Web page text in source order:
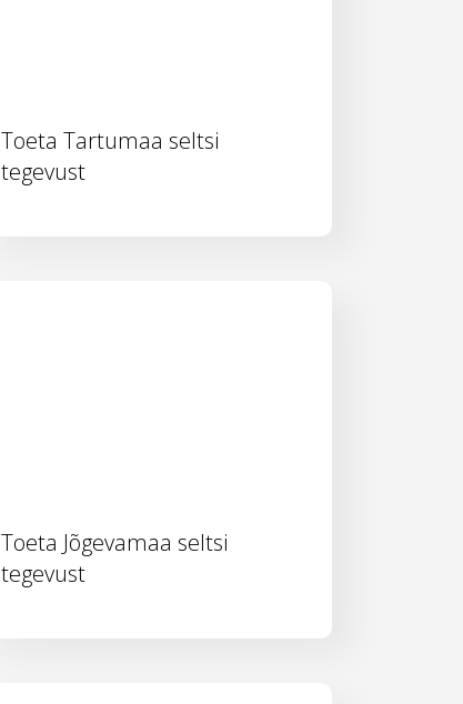
Toeta Tartumaa seltsi
tegevust
Toeta Jõgevamaa seltsi
tegevust